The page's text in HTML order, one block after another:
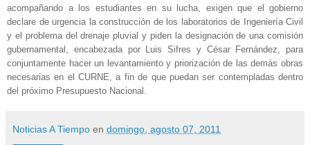
acompañando a los estudiantes en su lucha, exigen que el gobierno
declare de urgencia la construcción de los laboratorios de Ingeniería Civil
y el problema del drenaje pluvial y piden la designación de una comisión
gubernamental, encabezada por Luis Sifres y César Fernández, para
conjuntamente hacer un levantamiento y priorización de las demás obras
necesarias en el CURNE, a fin de que puedan ser contempladas dentro
del próximo Presupuesto Nacional.
Noticias A Tiempo en domingo, agosto 07, 2011